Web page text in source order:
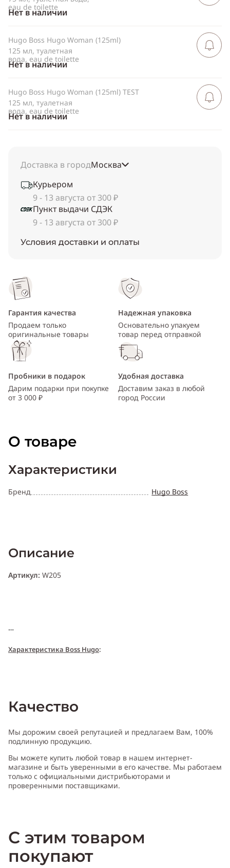
eau de toilette
Нет в наличии
Hugo Boss Hugo Woman (125ml)
125 мл, туалетная
вода, eau de toilette
Нет в наличии
Сообщить
Hugo Boss Hugo Woman (125ml) TEST
125 мл, туалетная
вода, eau de toilette
Нет в наличии
Сообщить
Доставка в городМосква
Курьером
9 - 13 августа от 300 ₽
Пункт выдачи СДЭК
9 - 13 августа от 300 ₽
Условия доставки и оплаты
Гарантия качества
Продаем только
оригинальные товары
Надежная упаковка
Основательно упакуем
товар перед отправкой
Пробники в подарок
Дарим подарки при покупке
от 3 000 ₽
Удобная доставка
Доставим заказ в любой
город России
О товаре
Характеристики
Бренд Hugo Boss
Описание
Артикул: W205
Xарактеристика Boss Hugo:
Cодержит ноты:жасмин, лилия, бензоин, ваниль, сандал
Качество
Мы дорожим своей репутацией и предлагаем Вам, 100%
подлинную продукцию.
Вы можете купить любой товар в нашем интернет-
магазине и быть уверенными в его качестве. Мы работаем
только с официальными дистрибьюторами и
проверенными поставщиками.
С этим товаром
покупают